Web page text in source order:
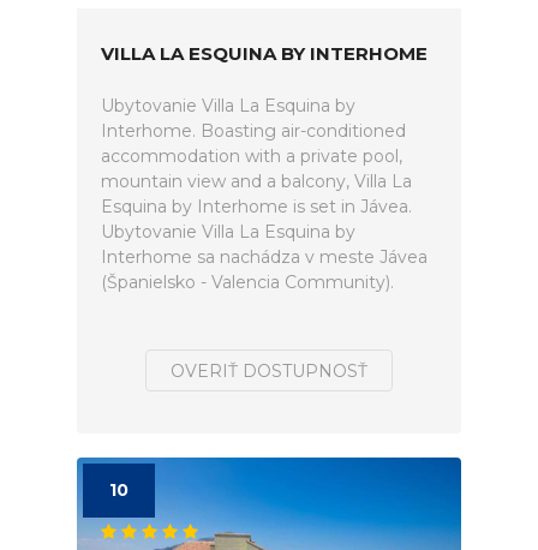
VILLA LA ESQUINA BY INTERHOME
Ubytovanie Villa La Esquina by
Interhome. Boasting air-conditioned
accommodation with a private pool,
mountain view and a balcony, Villa La
Esquina by Interhome is set in Jávea.
Ubytovanie Villa La Esquina by
Interhome sa nachádza v meste Jávea
(Španielsko - Valencia Community).
OVERIŤ DOSTUPNOSŤ
10